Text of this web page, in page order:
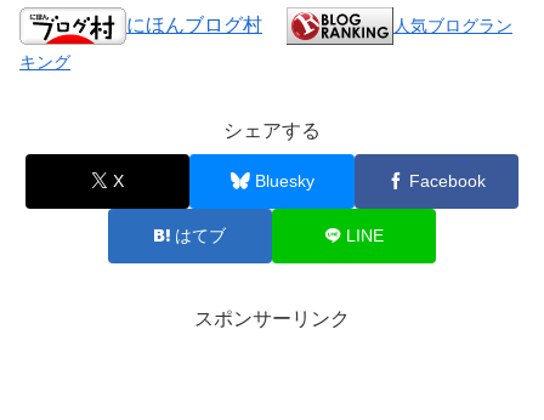
にほんブログ村
人気ブログラン
キング
シェアする
X Bluesky Facebook
はてブ LINE
スポンサーリンク